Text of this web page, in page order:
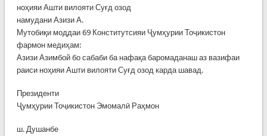
ноҳияи Ашти вилояти Суғд озод
намудани Азизи А.
Мутобиқи моддаи 69 Конститутсияи Ҷумҳурии Тоҷикистон
фармон медиҳам:
Азизи Азимбой бо сабаби ба нафақа баромаданаш аз вазифаи
раиси ноҳияи Ашти вилояти Суғд озод карда шавад.
Президенти
Ҷумҳурии Тоҷикистон Эмомалӣ Раҳмон
ш. Душанбе